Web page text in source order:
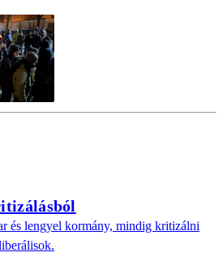
és lengyel kormány, mindig kritizálni